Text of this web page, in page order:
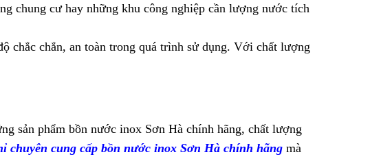
chung cư hay những khu công nghiệp cần lượng nước tích
chắc chắn, an toàn trong quá trình sử dụng. Với chất lượng
sản phẩm bồn nước inox Sơn Hà chính hãng, chất lượng
chuyên cung cấp bồn nước inox Sơn Hà chính hãng mà